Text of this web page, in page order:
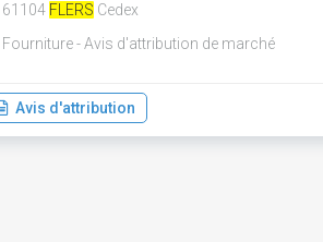
61104 FLERS Cedex
Fourniture - Avis d'attribution de marché
Avis d'attribution